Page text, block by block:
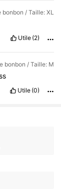
bonbon / Taille: XL
Utile (2)
bonbon / Taille: M
Utile (0)